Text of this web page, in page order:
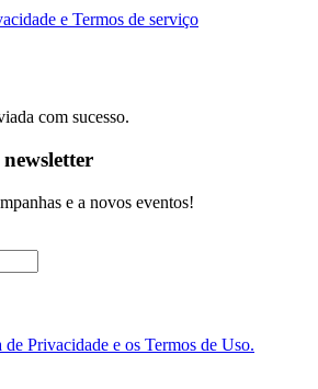
e Termos de serviço
com sucesso.
e a novos eventos!
de Privacidade e os Termos de Uso.